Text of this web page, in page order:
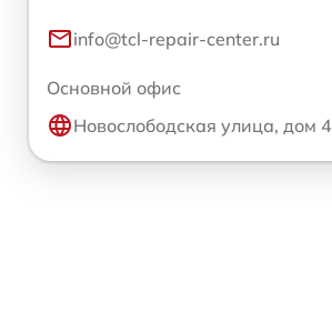
info@tcl-repair-center.ru
Основной офис
Новослободская улица, дом 4